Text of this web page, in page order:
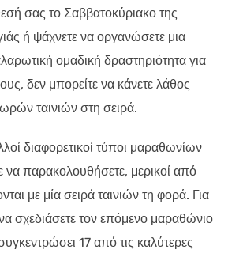
σας το Σαββατοκύριακο της
ή ψάχνετε να οργανώσετε μια
ομαδική δραστηριότητα για
δεν μπορείτε να κάνετε λάθος
ταινιών στη σειρά.
διαφορετικοί τύποι μαραθωνίων
να παρακολουθήσετε, μερικοί από
με μία σειρά ταινιών τη φορά. Για
σχεδιάσετε τον επόμενο μαραθώνιο
17 από τις καλύτερες